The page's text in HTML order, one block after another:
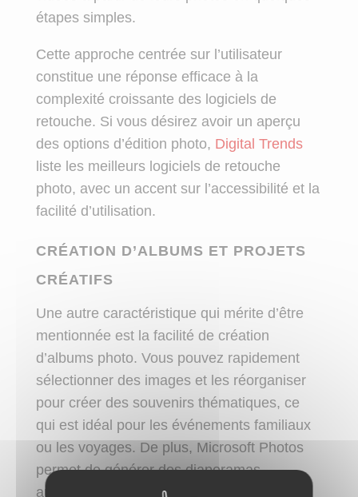
étapes simples.
Cette approche centrée sur l’utilisateur
constitue une réponse efficace à la
complexité croissante des logiciels de
retouche. Si vous désirez avoir un aperçu
des options d’édition photo, Digital Trends
liste les meilleurs logiciels de retouche
photo, avec un accent sur l’accessibilité et la
facilité d’utilisation.
CRÉATION D’ALBUMS ET PROJETS
CRÉATIFS
Une autre caractéristique qui mérite d’être
mentionnée est la facilité de création
d’albums photo. Vous pouvez rapidement
sélectionner des images et les réorganiser
pour créer des souvenirs thématiques, ce
qui est idéal pour les événements familiaux
ou les voyages. De plus, Microsoft Photos
permet de générer des diaporamas
automatiques en musique, offrant une